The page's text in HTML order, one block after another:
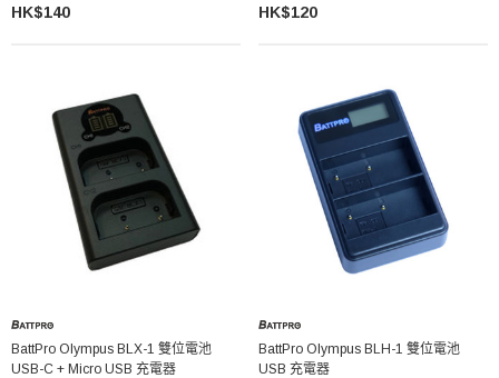
HK$140 HK$120
BattPro Olympus BLX-1 雙位電池
USB-C + Micro USB 充電器
BattPro Olympus BLH-1 雙位電池
USB 充電器